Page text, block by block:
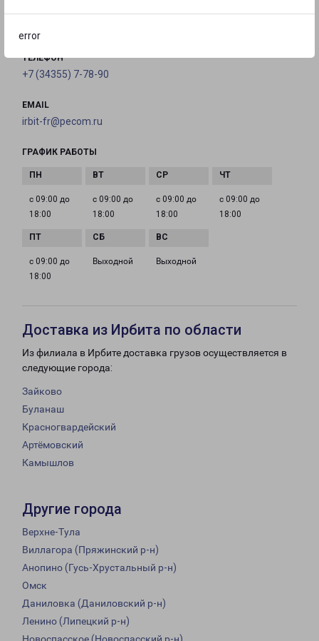
error
ТЕЛЕФОН
+7 (34355) 7-78-90
EMAIL
irbit-fr@pecom.ru
ГРАФИК РАБОТЫ
с 09:00 до
18:00
с 09:00 до
18:00
с 09:00 до
18:00
с 09:00 до
18:00
с 09:00 до
18:00
Выходной Выходной
Доставка из Ирбита по области
Из филиала в Ирбите доставка грузов осуществляется в
следующие города:
Зайково
Буланаш
Красногвардейский
Артёмовский
Камышлов
Другие города
Верхне-Тула
Виллагора (Пряжинский р-н)
Анопино (Гусь-Хрустальный р-н)
Омск
Даниловка (Даниловский р-н)
Ленино (Липецкий р-н)